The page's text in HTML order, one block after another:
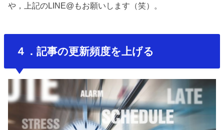
や，上記のLINE@もお願いします（笑）。
４．記事の更新頻度を上げる